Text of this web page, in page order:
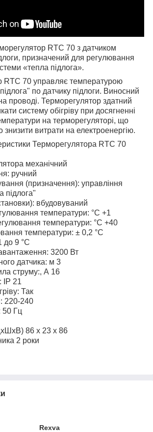
RTC 70 з датчиком
призначений для регулювання
«тепла підлога».
RTC 70 управляє температурою
по датчику підлоги. Виносний
проводі. Терморегулятор здатний
систему обігріву при досягненні
на терморегуляторі, що
знизити витрати на електроенергію.
Терморегулятора RTC 70
механічний
ручний
(призначення): управління
підлога"
вбудовуваний
температури: °C +1
температури: °C +40
температури: ± 0,2 °С
до 9 °С
3200 Вт
датчика: м 3
струму:, А 16
IP 21
Так
220-240
50 Гц
86 х 23 х 86
2 роки
Rexva